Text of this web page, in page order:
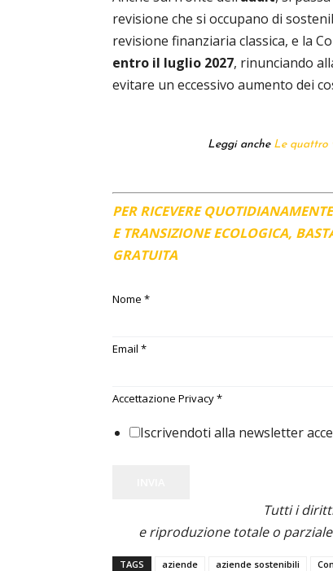
revisione che si occupano di
revisione finanziaria classica, e la
entro il luglio 2027, rinunciando
evitare un eccessivo aumento dei
Leggi anche Le quattro
PER RICEVERE
E TRANSIZIONE ECOLOGICA,
GRATUITA
Nome *
Email *
Accettazione Privacy*
Iscrivendoti alla newsletter
Tutti i
e riproduzione totale o
TAGS aziende aziende sostenibili